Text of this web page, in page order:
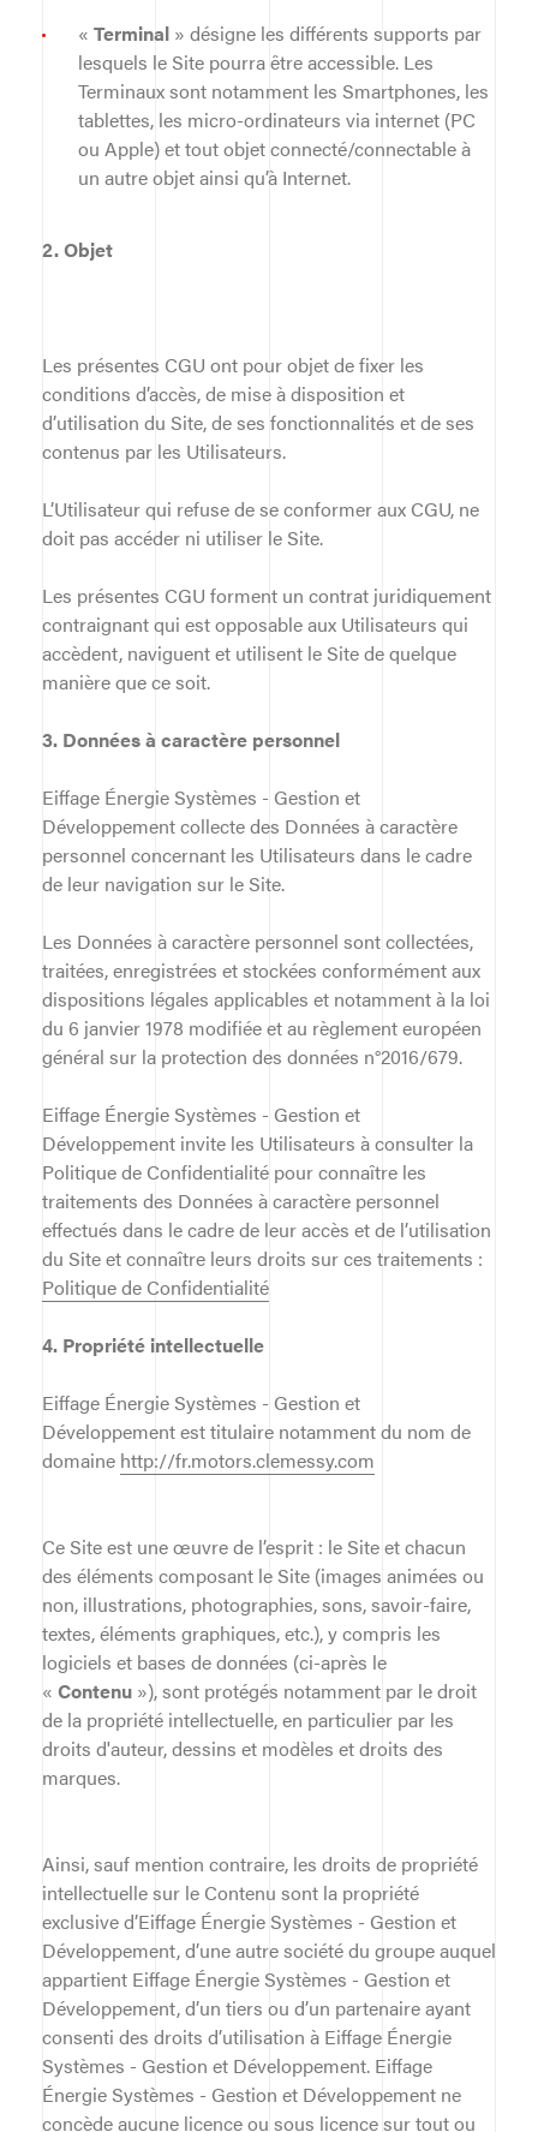
« Terminal » désigne les différents supports par
lesquels le Site pourra être accessible. Les
Terminaux sont notamment les Smartphones, les
tablettes, les micro-ordinateurs via internet (PC
ou Apple) et tout objet connecté/connectable à
un autre objet ainsi qu’à Internet.
2. Objet
Les présentes CGU ont pour objet de fixer les
conditions d’accès, de mise à disposition et
d’utilisation du Site, de ses fonctionnalités et de ses
contenus par les Utilisateurs.
L’Utilisateur qui refuse de se conformer aux CGU, ne
doit pas accéder ni utiliser le Site.
Les présentes CGU forment un contrat juridiquement
contraignant qui est opposable aux Utilisateurs qui
accèdent, naviguent et utilisent le Site de quelque
manière que ce soit.
3. Données à caractère personnel
Eiffage Énergie Systèmes - Gestion et
Développement collecte des Données à caractère
personnel concernant les Utilisateurs dans le cadre
de leur navigation sur le Site.
Les Données à caractère personnel sont collectées,
traitées, enregistrées et stockées conformément aux
dispositions légales applicables et notamment à la loi
du 6 janvier 1978 modifiée et au règlement européen
général sur la protection des données n°2016/679.
Eiffage Énergie Systèmes - Gestion et
Développement invite les Utilisateurs à consulter la
Politique de Confidentialité pour connaître les
traitements des Données à caractère personnel
effectués dans le cadre de leur accès et de l’utilisation
du Site et connaître leurs droits sur ces traitements :
Politique de Confidentialité
4. Propriété intellectuelle
Eiffage Énergie Systèmes - Gestion et
Développement est titulaire notamment du nom de
domaine http://fr.motors.clemessy.com
Ce Site est une œuvre de l’esprit : le Site et chacun
des éléments composant le Site (images animées ou
non, illustrations, photographies, sons, savoir-faire,
textes, éléments graphiques, etc.), y compris les
logiciels et bases de données (ci-après le
« Contenu »), sont protégés notamment par le droit
de la propriété intellectuelle, en particulier par les
droits d'auteur, dessins et modèles et droits des
marques.
Ainsi, sauf mention contraire, les droits de propriété
intellectuelle sur le Contenu sont la propriété
exclusive d’Eiffage Énergie Systèmes - Gestion et
Développement, d’une autre société du groupe auquel
appartient Eiffage Énergie Systèmes - Gestion et
Développement, d’un tiers ou d’un partenaire ayant
consenti des droits d’utilisation à Eiffage Énergie
Systèmes - Gestion et Développement. Eiffage
Énergie Systèmes - Gestion et Développement ne
concède aucune licence ou sous licence sur tout ou